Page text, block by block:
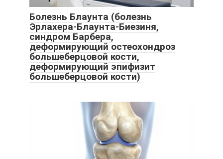
Болезнь Блаунта (болезнь
Эрлахера-Блаунта-Биезиня,
синдром Барбера,
деформирующий остеохондроз
большеберцовой кости,
деформирующий эпифизит
большеберцовой кости)